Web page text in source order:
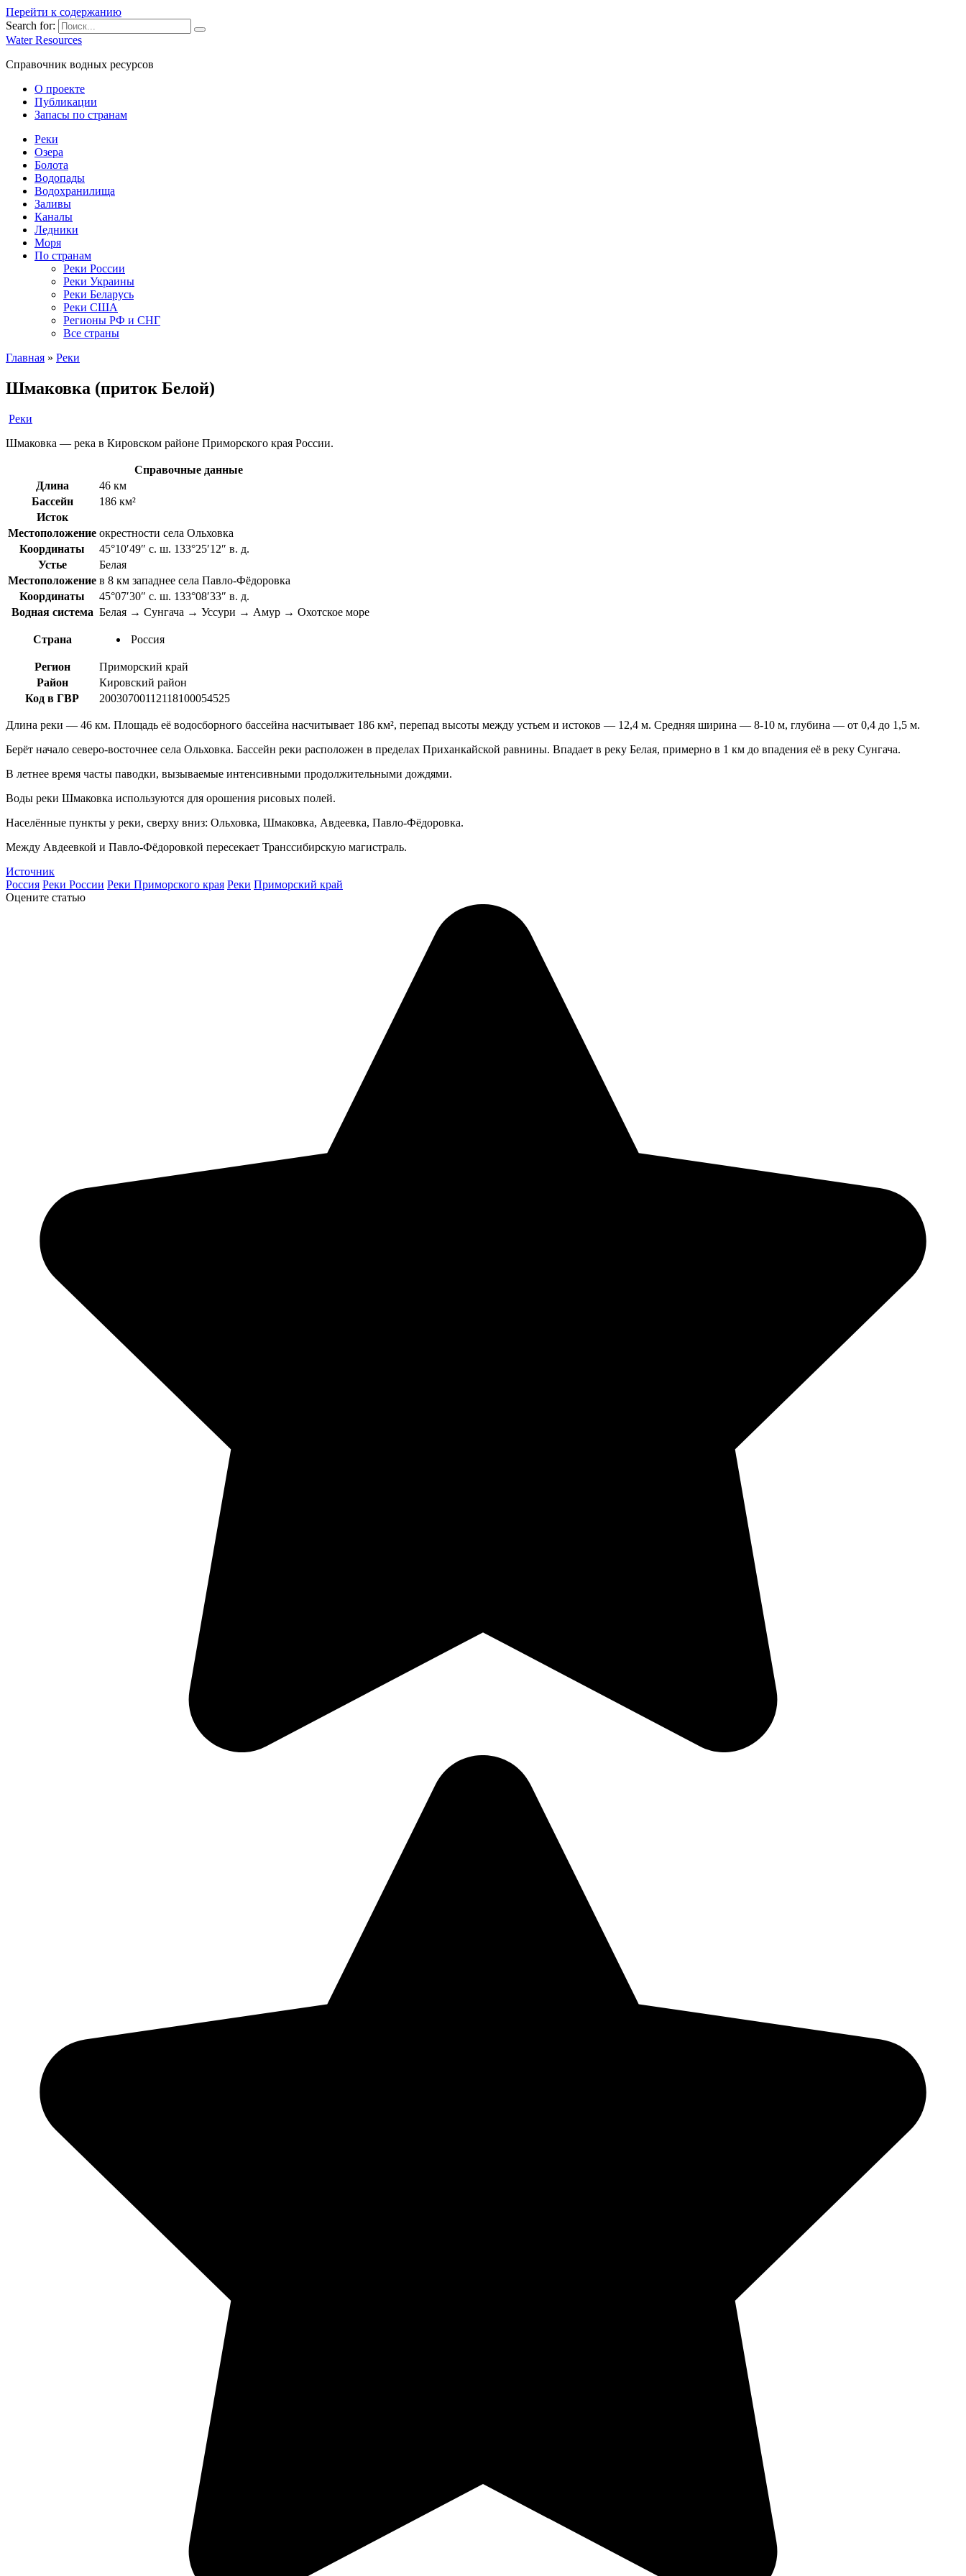
Перейти к содержанию
Search for:
Water Resources
Справочник водных ресурсов
О проекте
Публикации
Запасы по странам
Реки
Озера
Болота
Водопады
Водохранилища
Заливы
Каналы
Ледники
Моря
По странам
Реки России
Реки Украины
Реки Беларусь
Реки США
Регионы РФ и СНГ
Все страны
Главная » Реки
Шмаковка (приток Белой)
Реки
Шмаковка — река в Кировском районе Приморского края России.
Справочные данные
Длина
46 км
Бассейн
186 км²
Исток
Местоположение окрестности села Ольховка
Координаты
45°10′49″ с. ш. 133°25′12″ в. д.
Устье
Белая
Местоположение в 8 км западнее села Павло-Фёдоровка
Координаты
45°07′30″ с. ш. 133°08′33″ в. д.
Водная система Белая → Сунгача → Уссури → Амур → Охотское море
Страна Россия
Регион
Приморский край
Район
Кировский район
Код в ГВР
20030700112118100054525
Длина реки — 46 км. Площадь её водосборного бассейна насчитывает 186 км², перепад высоты между устьем и истоков — 12,4 м. Средняя ширина — 8-10 м, глубина — от 0,4 до 1,5 м.
Берёт начало северо-восточнее села Ольховка. Бассейн реки расположен в пределах Приханкайской равнины. Впадает в реку Белая, примерно в 1 км до впадения её в реку Сунгача.
В летнее время часты паводки, вызываемые интенсивными продолжительными дождями.
Воды реки Шмаковка используются для орошения рисовых полей.
Населённые пункты у реки, сверху вниз: Ольховка, Шмаковка, Авдеевка, Павло-Фёдоровка.
Между Авдеевкой и Павло-Фёдоровкой пересекает Транссибирскую магистраль.
Источник
Россия Реки России Реки Приморского края Реки Приморский край
Оцените статью